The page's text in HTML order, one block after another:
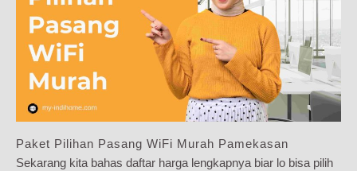
Paket Pilihan Pasang WiFi Murah Pamekasan
Sekarang kita bahas daftar harga lengkapnya biar lo bisa pilih